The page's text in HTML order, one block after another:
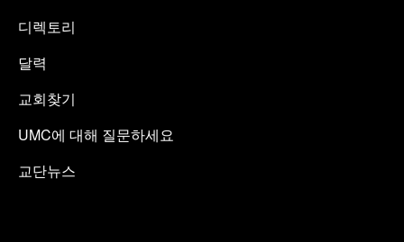
디렉토리
달력
교회찾기
UMC에 대해 질문하세요
교단뉴스